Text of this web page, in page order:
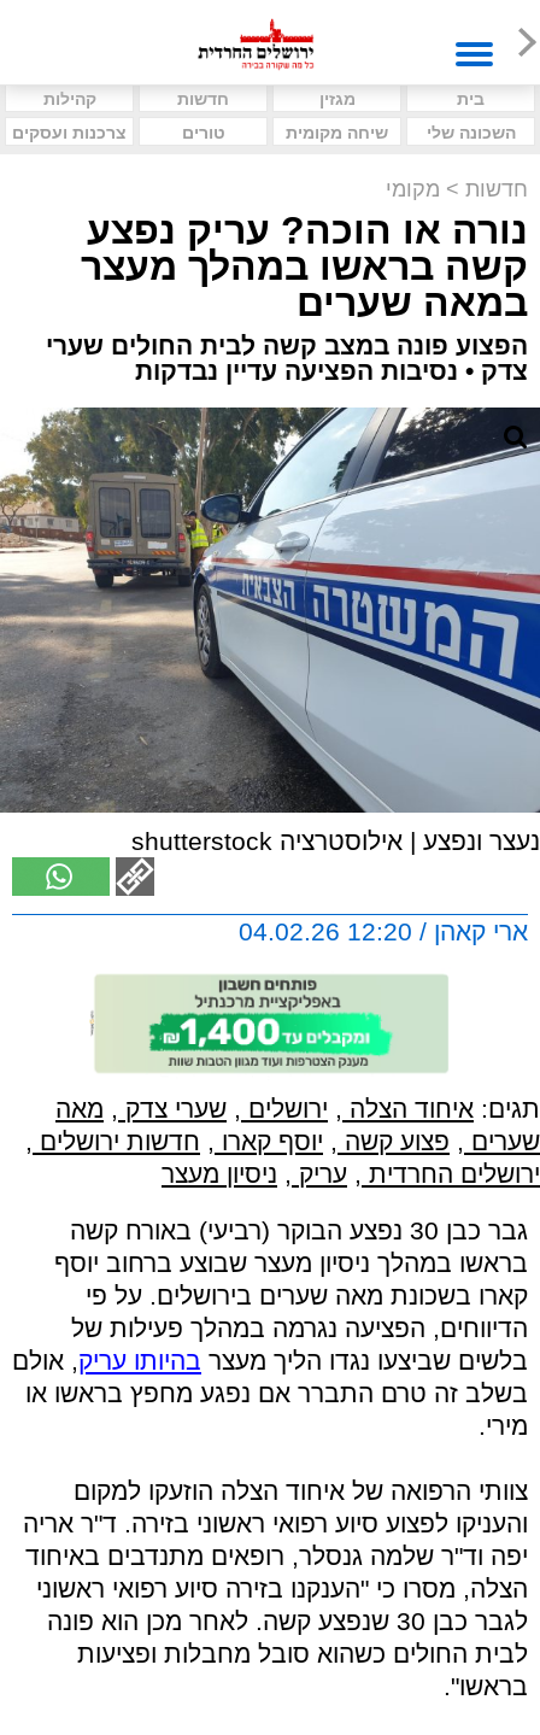
בית מגזין חדשות
קהילות
השכונה שלי
שיחה מקומית טורים צרכנות ועסקים
חדשות > מקומי
נורה או הוכה? עריק נפצע
קשה בראשו במהלך מעצר
במאה שערים
הפצוע פונה במצב קשה לבית החולים שערי
צדק • נסיבות הפציעה עדיין נבדקות
נעצר ונפצע | אילוסטרציה shutterstock
ארי קאהן / 12:20 04.02.26
תגים: איחוד הצלה , ירושלים , שערי צדק , מאה
שערים , פצוע קשה , יוסף קארו , חדשות ירושלים ,
ירושלים החרדית , עריק , ניסיון מעצר
גבר כבן 30 נפצע הבוקר (רביעי) באורח קשה
בראשו במהלך ניסיון מעצר שבוצע ברחוב יוסף
קארו בשכונת מאה שערים בירושלים. על פי
הדיווחים, הפציעה נגרמה במהלך פעילות של
בלשים שביצעו נגדו הליך מעצר בהיותו עריק, אולם
בשלב זה טרם התברר אם נפגע מחפץ בראשו או
מירי.
צוותי הרפואה של איחוד הצלה הוזעקו למקום
והעניקו לפצוע סיוע רפואי ראשוני בזירה. ד"ר אריה
יפה וד"ר שלמה גנסלר, רופאים מתנדבים באיחוד
הצלה, מסרו כי "הענקנו בזירה סיוע רפואי ראשוני
לגבר כבן 30 שנפצע קשה. לאחר מכן הוא פונה
לבית החולים כשהוא סובל מחבלות ופציעות
בראשו".